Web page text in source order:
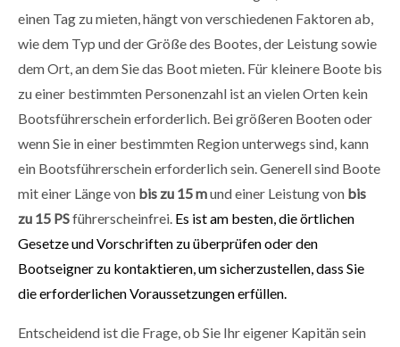
einen Tag zu mieten, hängt von verschiedenen Faktoren ab,
wie dem Typ und der Größe des Bootes, der Leistung sowie
dem Ort, an dem Sie das Boot mieten. Für kleinere Boote bis
zu einer bestimmten Personenzahl ist an vielen Orten kein
Bootsführerschein erforderlich. Bei größeren Booten oder
wenn Sie in einer bestimmten Region unterwegs sind, kann
ein Bootsführerschein erforderlich sein. Generell sind Boote
mit einer Länge von bis zu 15 mund einer Leistung von bis
zu 15 PSführerscheinfrei. Es ist am besten, die örtlichen
Gesetze und Vorschriften zu überprüfen oder den
Bootseigner zu kontaktieren, um sicherzustellen, dass Sie
die erforderlichen Voraussetzungen erfüllen.
Entscheidend ist die Frage, ob Sie Ihr eigener Kapitän sein